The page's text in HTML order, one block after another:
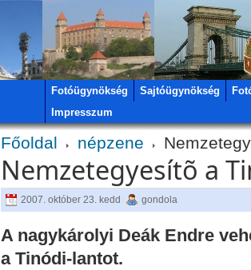
Fotóügynökség Sajtóügynökség
Impresszum
Főoldal népzene
Nemzetegyesítõ a
2007. október 23. kedd gondola
A nagykárolyi Deák Endre
a Tinódi-lantot.